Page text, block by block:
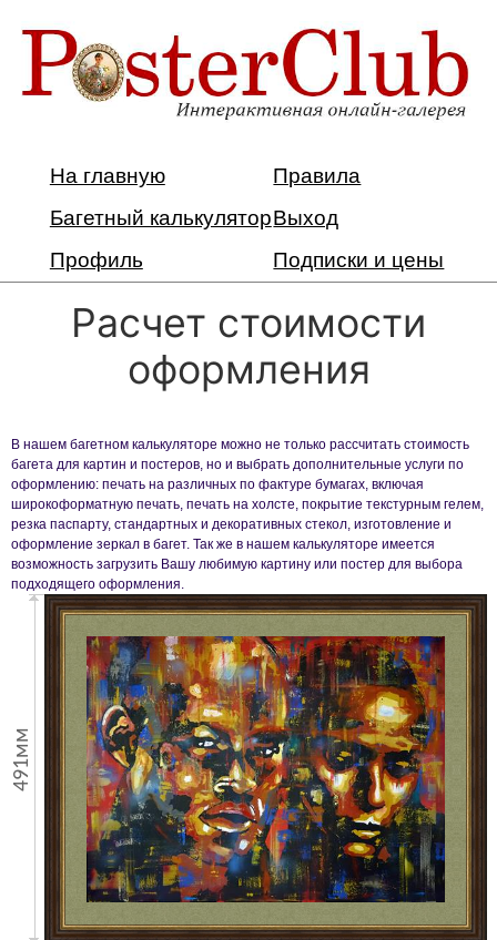
На главную
Правила
Багетный калькуляторВыход
Профиль
Подписки и цены
Расчет стоимости
оформления
В нашем багетном калькуляторе можно не только рассчитать стоимость
багета для картин и постеров, но и выбрать дополнительные услуги по
оформлению: печать на различных по фактуре бумагах, включая
широкоформатную печать, печать на холсте, покрытие текстурным гелем,
резка паспарту, стандартных и декоративных стекол, изготовление и
оформление зеркал в багет. Так же в нашем калькуляторе имеется
возможность загрузить Вашу любимую картину или постер для выбора
подходящего оформления.
491мм